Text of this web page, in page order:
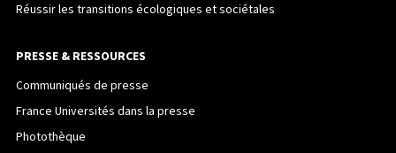
Réussir les transitions écologiques et sociétales
PRESSE & RESSOURCES
Communiqués de presse
France Universités dans la presse
Photothèque